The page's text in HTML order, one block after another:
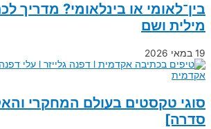
בין־לאומי או בינלאומי? מדריך
מילית ושם
19 במאי 2026
סוגי טקסטים בעולם המחקרי
סדרה]